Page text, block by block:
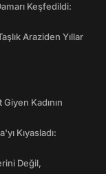
Keşfedildi:
Araziden Yıllar
Kadının
Kıyasladı:
Değil,